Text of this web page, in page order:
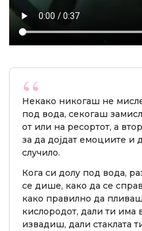
Некако никогаш не
под вода, секогаш
от или на ресортот, а
за да дојдат емоциите и
случило.
Кога си долу под вода,
се дише, како да се
како правилно да
кислородот, дали ти има
извадиш, дали стаклата